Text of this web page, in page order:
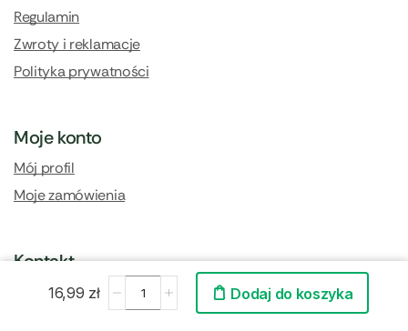
16,99 zł Dodaj do koszyka
Regulamin
Zwroty i reklamacje
Polityka prywatności
Moje konto
Mój profil
Moje zamówienia
Kontakt
Kontakt i dane firmy